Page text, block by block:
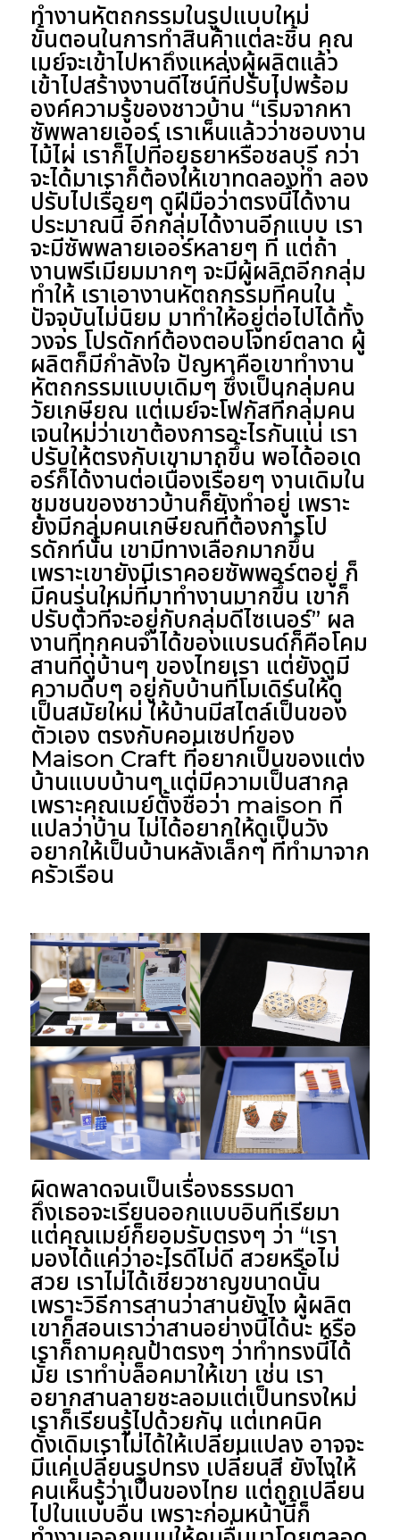
ทำงานหัตถกรรมในรูปแบบใหม่
ขั้นตอนในการทำสินค้าแต่ละชิ้น คุณ
เมย์จะเข้าไปหาถึงแหล่งผู้ผลิตแล้ว
เข้าไปสร้างงานดีไซน์ที่ปรับไปพร้อม
องค์ความรู้ของชาวบ้าน “เริ่มจากหา
ซัพพลายเออร์ เราเห็นแล้วว่าชอบงาน
ไม้ไผ่ เราก็ไปที่อยุธยาหรือชลบุรี กว่า
จะได้มาเราก็ต้องให้เขาทดลองทำ ลอง
ปรับไปเรื่อยๆ ดูฝีมือว่าตรงนี้ได้งาน
ประมาณนี้ อีกกลุ่มได้งานอีกแบบ เรา
จะมีซัพพลายเออร์หลายๆ ที่ แต่ถ้า
งานพรีเมียมมากๆ จะมีผู้ผลิตอีกกลุ่ม
ทำให้ เราเอางานหัตถกรรมที่คนใน
ปัจจุบันไม่นิยม มาทำให้อยู่ต่อไปได้ทั้ง
วงจร โปรดักท์ต้องตอบโจทย์ตลาด ผู้
ผลิตก็มีกำลังใจ ปัญหาคือเขาทำงาน
หัตถกรรมแบบเดิมๆ ซึ่งเป็นกลุ่มคน
วัยเกษียณ แต่เมย์จะโฟกัสที่กลุ่มคน
เจนใหม่ว่าเขาต้องการอะไรกันแน่ เรา
ปรับให้ตรงกับเขามากขึ้น พอได้ออเด
อร์ก็ได้งานต่อเนื่องเรื่อยๆ งานเดิมใน
ชุมชนของชาวบ้านก็ยังทำอยู่ เพราะ
ยังมีกลุ่มคนเกษียณที่ต้องการโป
รดักท์นั้น เขามีทางเลือกมากขึ้น
เพราะเขายังมีเราคอยซัพพอร์ตอยู่ ก็
มีคนรุ่นใหม่ที่มาทำงานมากขึ้น เขาก็
ปรับตัวที่จะอยู่กับกลุ่มดีไซเนอร์” ผล
งานที่ทุกคนจำได้ของแบรนด์ก็คือโคม
สานที่ดูบ้านๆ ของไทยเรา แต่ยังดูมี
ความดิบๆ อยู่กับบ้านที่โมเดิร์นให้ดู
เป็นสมัยใหม่ ให้บ้านมีสไตล์เป็นของ
ตัวเอง ตรงกับคอนเซปท์ของ
Maison Craft ที่อยากเป็นของแต่ง
บ้านแบบบ้านๆ แต่มีความเป็นสากล
เพราะคุณเมย์ตั้งชื่อว่า maison ที่
แปลว่าบ้าน ไม่ได้อยากให้ดูเป็นวัง
อยากให้เป็นบ้านหลังเล็กๆ ที่ทำมาจาก
ครัวเรือน
ผิดพลาดจนเป็นเรื่องธรรมดา
ถึงเธอจะเรียนออกแบบอินทีเรียมา
แต่คุณเมย์ก็ยอมรับตรงๆ ว่า “เรา
มองได้แค่ว่าอะไรดีไม่ดี สวยหรือไม่
สวย เราไม่ได้เชี่ยวชาญขนาดนั้น
เพราะวิธีการสานว่าสานยังไง ผู้ผลิต
เขาก็สอนเราว่าสานอย่างนี้ได้นะ หรือ
เราก็ถามคุณป้าตรงๆ ว่าทำทรงนี้ได้
มั้ย เราทำบล็อคมาให้เขา เช่น เรา
อยากสานลายชะลอมแต่เป็นทรงใหม่
เราก็เรียนรู้ไปด้วยกัน แต่เทคนิค
ดั้งเดิมเราไม่ได้ให้เปลี่ยนแปลง อาจจะ
มีแค่เปลี่ยนรูปทรง เปลี่ยนสี ยังไงให้
คนเห็นรู้ว่าเป็นของไทย แต่ถูกเปลี่ยน
ไปในแบบอื่น เพราะก่อนหน้านี้ก็